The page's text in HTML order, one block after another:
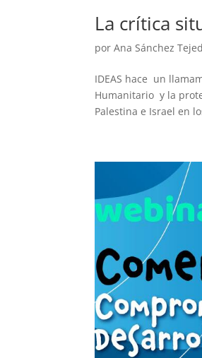
La crítica
porAna Sánchez
IDEAS hace un
Humanitario y la
Palestina e Israel en